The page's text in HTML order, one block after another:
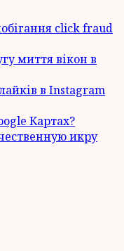
click fraud
миття вікон в
в Instagram
Картах?
икру